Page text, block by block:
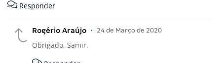
Responder
Rogério Araújo • 24 de Março de 2020
Obrigado, Samir.